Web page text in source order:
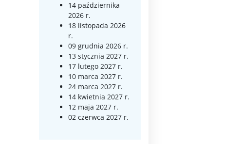
14 października
2026 r.
18 listopada 2026
r.
09 grudnia 2026 r.
13 stycznia 2027 r.
17 lutego 2027 r.
10 marca 2027 r.
24 marca 2027 r.
14 kwietnia 2027 r.
12 maja 2027 r.
02 czerwca 2027 r.